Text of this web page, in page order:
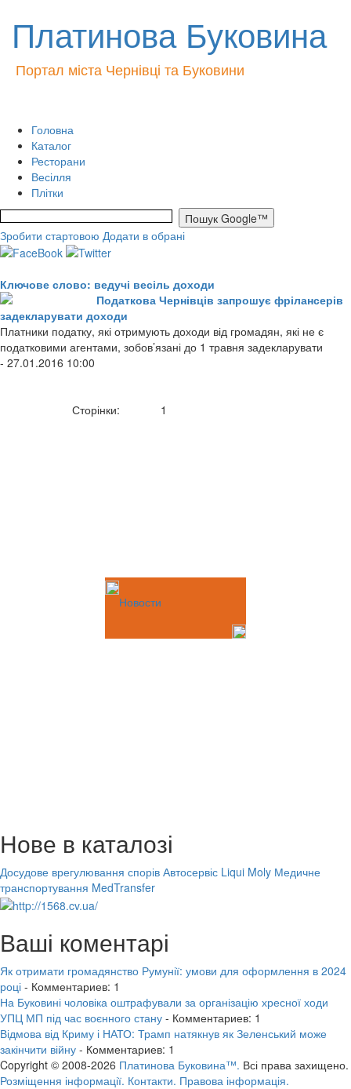
Платинова Буковина
Портал міста Чернівці та Буковини
Головна
Каталог
Ресторани
Весілля
Плітки
Зробити стартовою Додати в обрані
Ключове слово: ведучі весіль доходи
Податкова Чернівців запрошує фрілансерів
задекларувати доходи
Платники податку, які отримують доходи від громадян, які не є
податковими агентами, зобов’язані до 1 травня задекларувати
- 27.01.2016 10:00
Сторінки: 1
Новости
Нове в каталозі
Досудове врегулювання спорів Автосервіс Liqui Moly Медичне
транспортування MedTransfer
Ваші коментарі
Як отримати громадянство Румунії: умови для оформлення в 2024
році - Комментариев: 1
На Буковині чоловіка оштрафували за організацію хресної ходи
УПЦ МП під час воєнного стану - Комментариев: 1
Відмова від Криму і НАТО: Трамп натякнув як Зеленський може
закінчити війну - Комментариев: 1
Copyright © 2008-2026 Платинова Буковина™. Всі права захищено.
Розміщення інформації. Контакти. Правова інформація.